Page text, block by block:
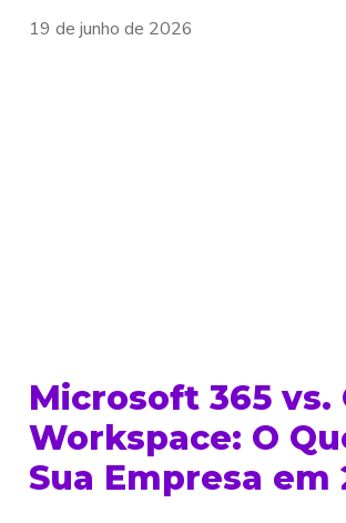
19 de junho de 2026
Microsoft 365 vs.
Workspace: O
Sua Empresa em